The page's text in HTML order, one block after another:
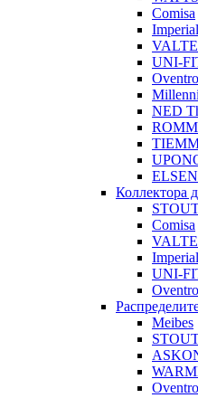
Comisa
Imperial
UNI-
NED
ELSEN
Коллектора
Comisa
Imperial
UNI-
Meibes